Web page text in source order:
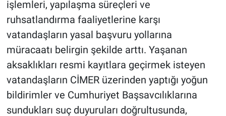
işlemleri, yapılaşma süreçleri ve
ruhsatlandırma faaliyetlerine karşı
vatandaşların yasal başvuru yollarına
müracaatı belirgin şekilde arttı. Yaşanan
aksaklıkları resmi kayıtlara geçirmek isteyen
vatandaşların CİMER üzerinden yaptığı yoğun
bildirimler ve Cumhuriyet Başsavcılıklarına
sundukları suç duyuruları doğrultusunda,